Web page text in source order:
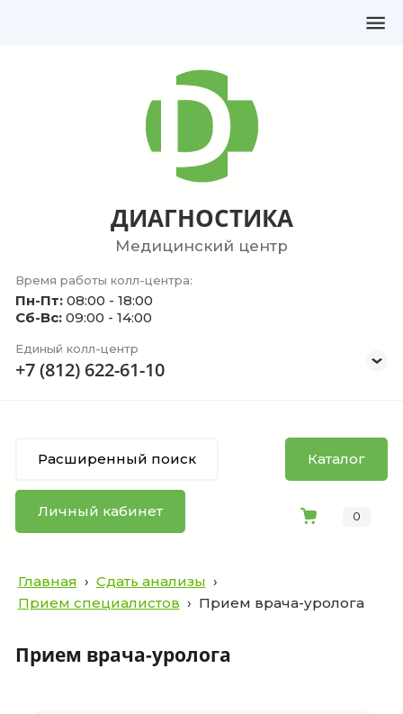
ДИАГНОСТИКА
Медицинский центр
Время работы колл-центра:
Пн-Пт:08:00 - 18:00
Сб-Вс: 09:00 - 14:00
Единый колл-центр
+7 (812) 622-61-10
Расширенный поиск Каталог
Личный кабинет 0
Главная › Сдать анализы ›
Прием специалистов › Прием врача-уролога
Прием врача-уролога